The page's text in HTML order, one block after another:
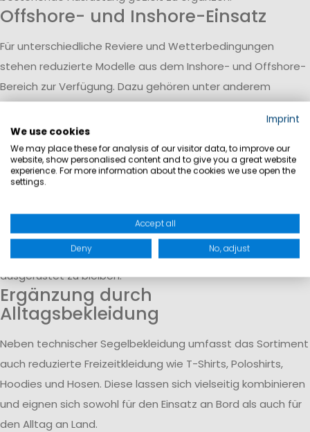
Offshore- und Inshore-Einsatz
Für unterschiedliche Reviere und Wetterbedingungen
stehen reduzierte Modelle aus dem Inshore- und Offshore-
Bereich zur Verfügung. Dazu gehören unter anderem
Segelhosen und Jacken mit wasser- und winddichten
Eigenschaften, die auf wechselnde Bedingungen ausgelegt
sind.
Funktion und Wetterschutz
Wind und Nässe und tragen zu einem angenehmen
Tragegefühl bei. Funktionale Materialien helfen dabei, auch
bei längeren Aufenthalten auf dem Wasser komfortabel
ausgerüstet zu bleiben.
Ergänzung durch
Alltagsbekleidung
Neben technischer Segelbekleidung umfasst das Sortiment
auch reduzierte Freizeitkleidung wie T-Shirts, Poloshirts,
Hoodies und Hosen. Diese lassen sich vielseitig kombinieren
und eignen sich sowohl für den Einsatz an Bord als auch für
den Alltag an Land.
Imprint
We use cookies
We may place these for analysis of our visitor data, to improve our
website, show personalised content and to give you a great website
experience. For more information about the cookies we use open the
settings.
Accept all
Deny No, adjust